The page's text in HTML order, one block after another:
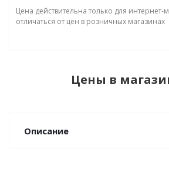
Цена действительна только для
отличаться от цен в розничных магазинах
Цены в
Описание